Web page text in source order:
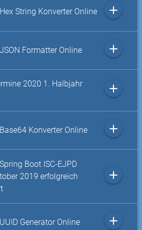
String Konverter Online add
Formatter Online add
2020 1. Halbjahr
add
Konverter Online add
Boot ISC-EJPD
2019 erfolgreich
add
Generator Online add